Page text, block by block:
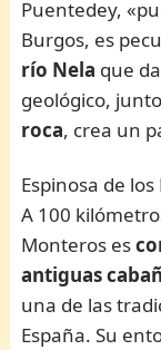
Puentedey,
Burgos, es
río Nela que
geológico,
roca, crea un
Espinosa de
A 100
Monteros es
antiguas
una de las
España. Su